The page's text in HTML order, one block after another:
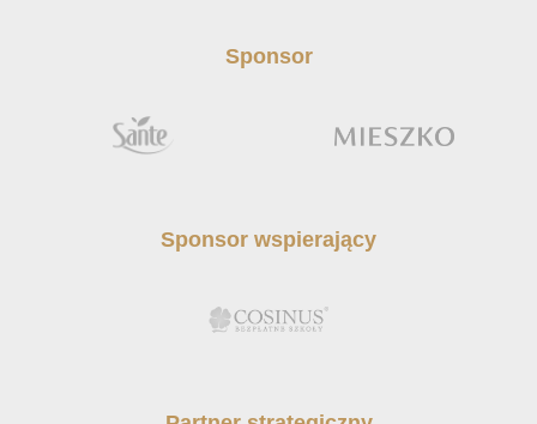
Sponsor
Sponsor wspierający